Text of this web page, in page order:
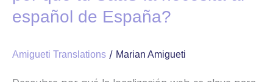
español de España?
Amigueti Translations / Marian Amigueti